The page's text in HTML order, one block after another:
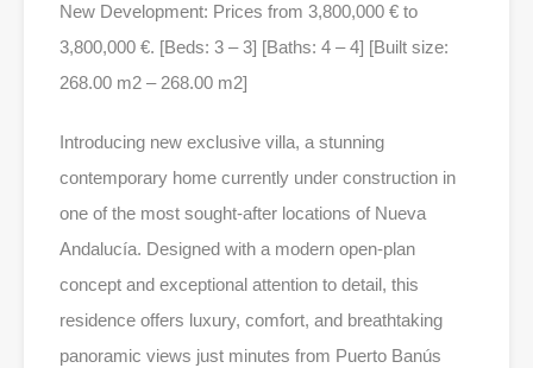
New Development: Prices from 3,800,000 € to
3,800,000 €. [Beds: 3 – 3] [Baths: 4 – 4] [Built size:
268.00 m2 – 268.00 m2]
Introducing new exclusive villa, a stunning
contemporary home currently under construction in
one of the most sought-after locations of Nueva
Andalucía. Designed with a modern open-plan
concept and exceptional attention to detail, this
residence offers luxury, comfort, and breathtaking
panoramic views just minutes from Puerto Banús